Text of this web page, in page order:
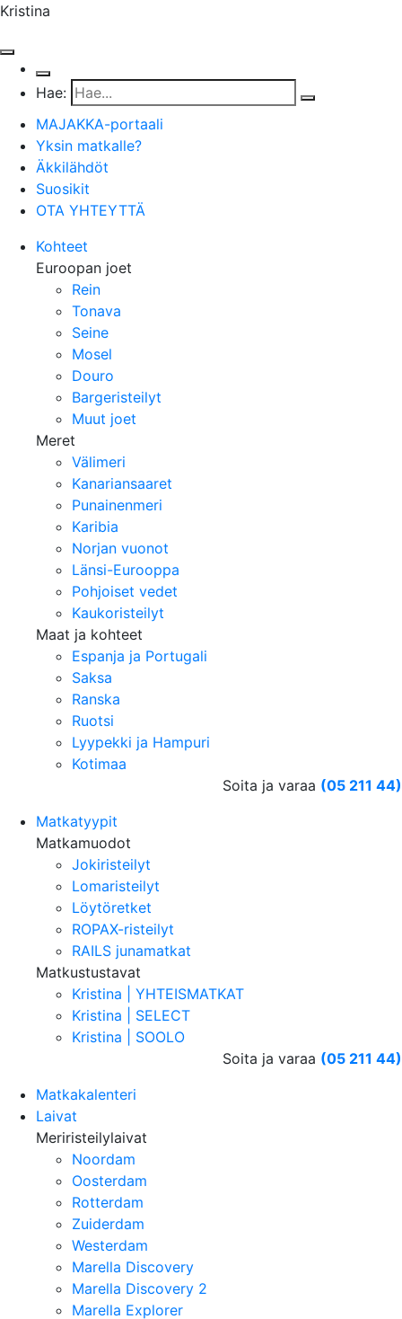
Kristina
Hae:
MAJAKKA-portaali
Yksin matkalle?
Äkkilähdöt
Suosikit
OTA YHTEYTTÄ
Kohteet
Euroopan joet
Rein
Tonava
Seine
Mosel
Douro
Bargeristeilyt
Muut joet
Meret
Välimeri
Kanariansaaret
Punainenmeri
Karibia
Norjan vuonot
Länsi-Eurooppa
Pohjoiset vedet
Kaukoristeilyt
Maat ja kohteet
Espanja ja Portugali
Saksa
Ranska
Ruotsi
Lyypekki ja Hampuri
Kotimaa
Soita ja varaa (05 211 44)
Matkatyypit
Matkamuodot
Jokiristeilyt
Lomaristeilyt
Löytöretket
ROPAX-risteilyt
RAILS junamatkat
Matkustustavat
Kristina | YHTEISMATKAT
Kristina | SELECT
Kristina | SOOLO
Soita ja varaa (05 211 44)
Matkakalenteri
Laivat
Meriristeilylaivat
Noordam
Oosterdam
Rotterdam
Zuiderdam
Westerdam
Marella Discovery
Marella Discovery 2
Marella Explorer